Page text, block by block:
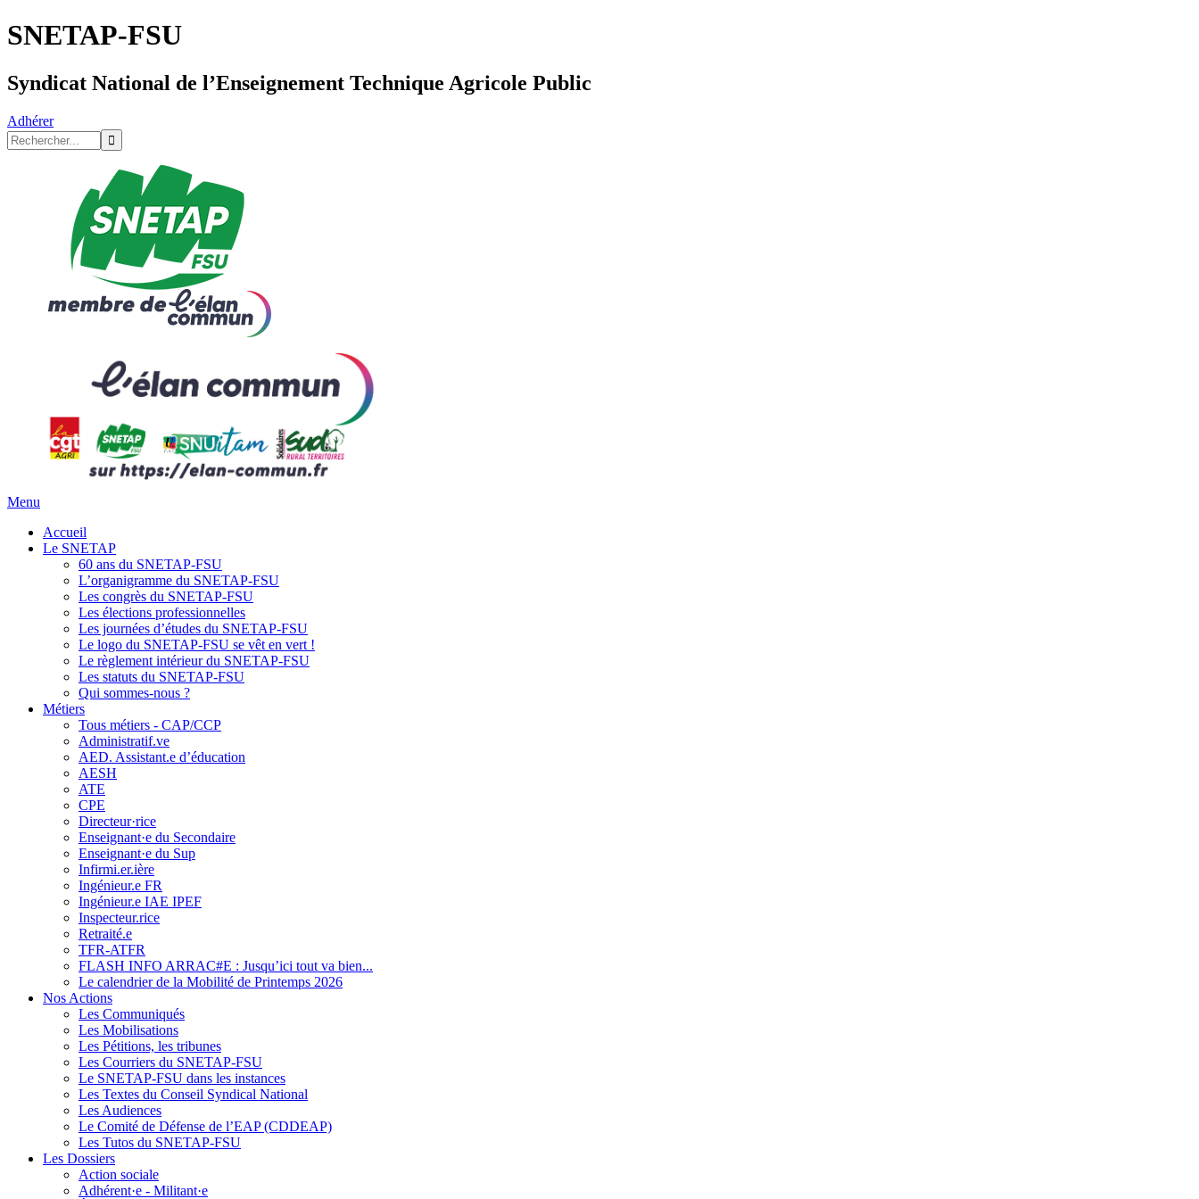
SNETAP-FSU
Syndicat National de l’Enseignement Technique Agricole Public
Adhérer
Menu
Accueil
Le SNETAP
60 ans du SNETAP-FSU
L’organigramme du SNETAP-FSU
Les congrès du SNETAP-FSU
Les élections professionnelles
Les journées d’études du SNETAP-FSU
Le logo du SNETAP-FSU se vêt en vert !
Le règlement intérieur du SNETAP-FSU
Les statuts du SNETAP-FSU
Qui sommes-nous ?
Métiers
Tous métiers - CAP/CCP
Administratif.ve
AED. Assistant.e d’éducation
AESH
ATE
CPE
Directeur·rice
Enseignant·e du Secondaire
Enseignant·e du Sup
Infirmi.er.ière
Ingénieur.e FR
Ingénieur.e IAE IPEF
Inspecteur.rice
Retraité.e
TFR-ATFR
FLASH INFO ARRAC#E : Jusqu’ici tout va bien...
Le calendrier de la Mobilité de Printemps 2026
Nos Actions
Les Communiqués
Les Mobilisations
Les Pétitions, les tribunes
Les Courriers du SNETAP-FSU
Le SNETAP-FSU dans les instances
Les Textes du Conseil Syndical National
Les Audiences
Le Comité de Défense de l’EAP (CDDEAP)
Les Tutos du SNETAP-FSU
Les Dossiers
Action sociale
Adhérent·e - Militant·e